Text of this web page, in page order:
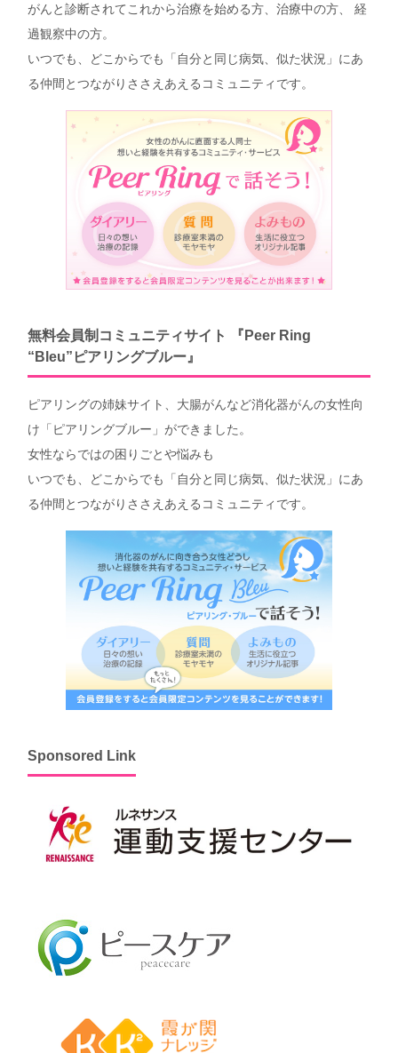
がんと診断されてこれから治療を始める方、治療中の方、 経
過観察中の方。
いつでも、どこからでも「自分と同じ病気、似た状況」にあ
る仲間とつながりささえあえるコミュニティです。
無料会員制コミュニティサイト 『Peer Ring
“Bleu”ピアリングブルー』
ピアリングの姉妹サイト、大腸がんなど消化器がんの女性向
け「ピアリングブルー」ができました。
女性ならではの困りごとや悩みも
いつでも、どこからでも「自分と同じ病気、似た状況」にあ
る仲間とつながりささえあえるコミュニティです。
Sponsored Link